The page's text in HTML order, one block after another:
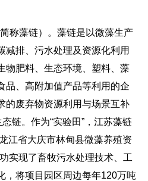
称藻链）。藻链是以微藻生产
减排、污水处理及资源化利用
物肥料、生态环境、塑料、藻
品、高附加值产品等利用的企
的废弃物资源利用与场景互补
链。作为“实验田”，江苏藻链
江省大庆市林甸县微藻养殖资
实现了畜牧污水处理技术、工
，将项目园区周边每年120万吨